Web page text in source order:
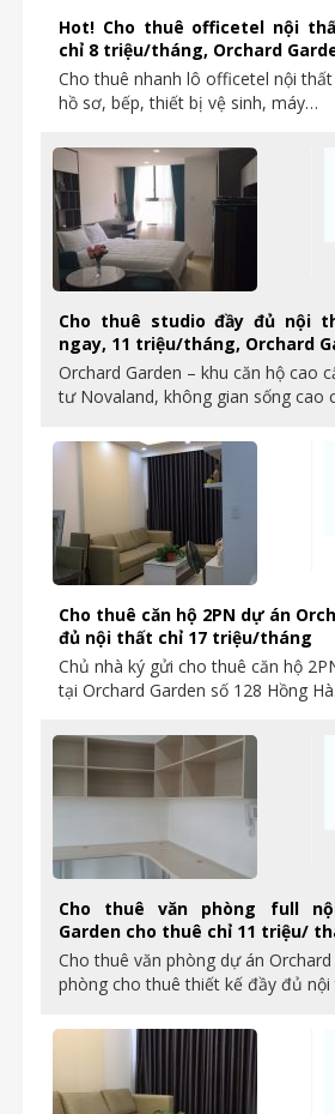
Hot! Cho thuê officetel nội
chỉ 8 triệu/tháng, Orchard
Cho thuê nhanh lô officetel nội
hồ sơ, bếp, thiết bị vệ sinh, máy…
Cho thuê studio đầy đủ nội
ngay, 11 triệu/tháng, Orchard
Orchard Garden – khu căn hộ cao
tư Novaland, không gian sống cao
Cho thuê căn hộ 2PN dự án
đủ nội thất chỉ 17 triệu/tháng
Chủ nhà ký gửi cho thuê căn hộ
tại Orchard Garden số 128 Hồng
Cho thuê văn phòng full
Garden cho thuê chỉ 11 triệu/
Cho thuê văn phòng dự án Orchard
phòng cho thuê thiết kế đầy đủ